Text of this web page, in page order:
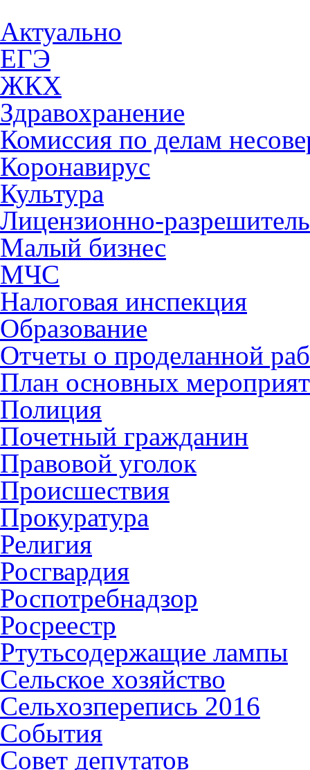
Актуально
ЕГЭ
ЖКХ
Здравохранение
Комиссия по делам
Коронавирус
Культура
Лицензионно-
Малый бизнес
МЧС
Налоговая инспекция
Образование
Отчеты о проделанной
План основных
Полиция
Почетный гражданин
Правовой уголок
Происшествия
Прокуратура
Религия
Росгвардия
Роспотребнадзор
Росреестр
Ртутьсодержащие лампы
Сельское хозяйство
Сельхозперепись 2016
События
Совет депутатов